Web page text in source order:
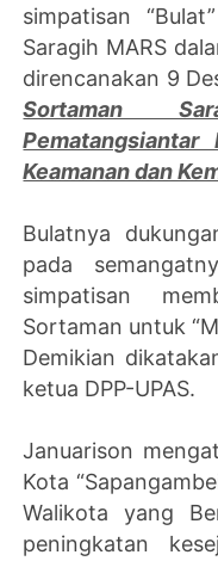
simpatisan
Saragih MARS
direncanakan 9
Sortaman
Pematangsiantar
Keamanan dan
Bulatnya
pada
simpatisan
Sortaman untuk
Demikian
ketua DPP-UPAS.
Januarison
Kota
Walikota yang
peningkatan